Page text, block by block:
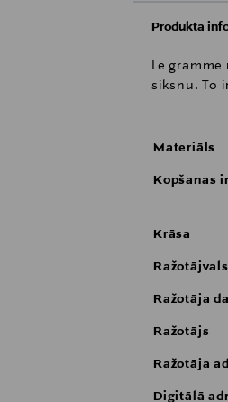
Produkta
Le
siksnu. To
Materiāls
Kopšanas
Krāsa
Ražotāja
Ražotājs
Ražotāja
Digitālā